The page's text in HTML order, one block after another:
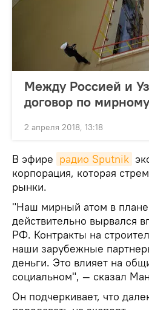
Между Россией и
договор по
2 апреля 2018, 13:18
В эфире радио Sputnik
корпорация, которая
рынки.
"Наш мирный атом в плане
действительно вырвался
РФ. Контракты на
наши зарубежные
деньги. Это влияет на
социальном", — сказал
Он подчеркивает, что